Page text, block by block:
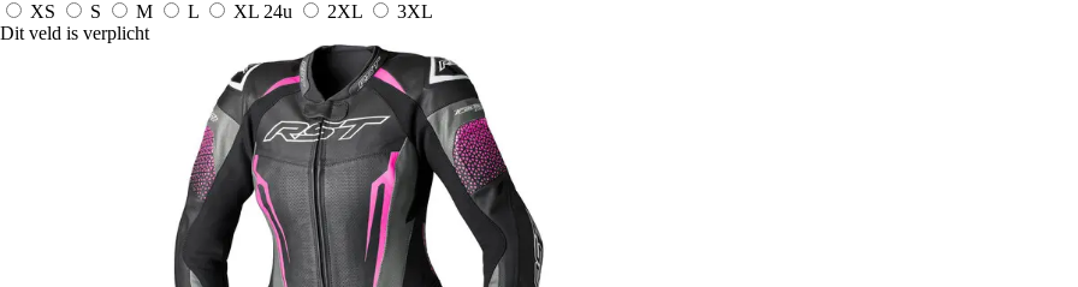
XS
S M L XL 24u 2XL
3XL
Dit veld is verplicht